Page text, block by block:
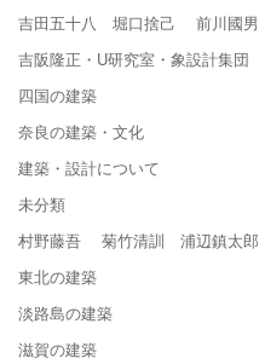
吉田五十八 堀口捨己 前川國
吉阪隆正・U研究室・象設計集団
四国の建築
奈良の建築・文化
建築・設計について
未分類
村野藤吾 菊竹清訓 浦辺鎮太
東北の建築
淡路島の建築
滋賀の建築